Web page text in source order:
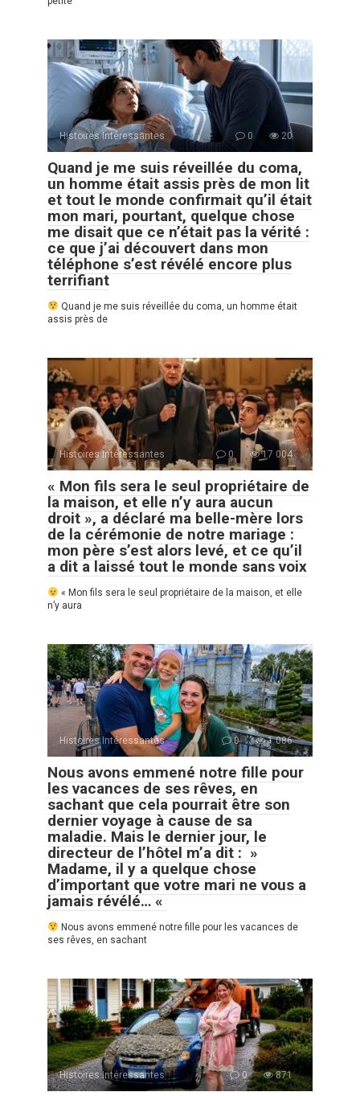
Histoires Intéressantes 0 20
Quand je me suis réveillée du coma,
un homme était assis près de mon lit
et tout le monde confirmait qu’il était
mon mari, pourtant, quelque chose
me disait que ce n’était pas la vérité :
ce que j’ai découvert dans mon
téléphone s’est révélé encore plus
terrifiant
Quand je me suis réveillée du coma, un homme était
assis près de
Histoires Intéressantes 0 17 004
« Mon fils sera le seul propriétaire de
la maison, et elle n’y aura aucun
droit », a déclaré ma belle-mère lors
de la cérémonie de notre mariage :
mon père s’est alors levé, et ce qu’il
a dit a laissé tout le monde sans voix
« Mon fils sera le seul propriétaire de la maison, et elle
n’y aura
Histoires Intéressantes 0 1 086
Nous avons emmené notre fille pour
les vacances de ses rêves, en
sachant que cela pourrait être son
dernier voyage à cause de sa
maladie. Mais le dernier jour, le
directeur de l’hôtel m’a dit : »
Madame, il y a quelque chose
d’important que votre mari ne vous a
jamais révélé… «
Nous avons emmené notre fille pour les vacances de
ses rêves, en sachant
Histoires Intéressantes 0 871